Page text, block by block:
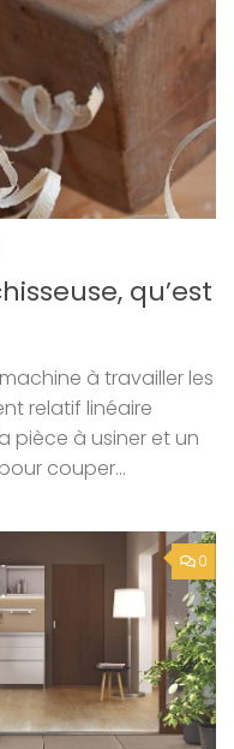
qu’est
à travailler les
relatif linéaire
pièce à usiner et un
couper...
0